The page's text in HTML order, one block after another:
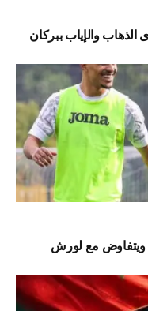
والإياب ببركان
ويتفاوض مع لورش